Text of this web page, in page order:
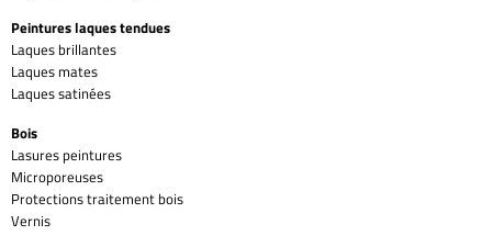
Peintures laques tendues
Laques brillantes
Laques mates
Laques satinées
Bois
Lasures peintures
Microporeuses
Protections traitement bois
Vernis